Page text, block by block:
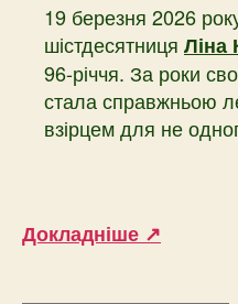
19 березня 2026
шістдесятниця Ліна
96-річчя. За роки
стала справжньою
взірцем для не
Докладніше ↗